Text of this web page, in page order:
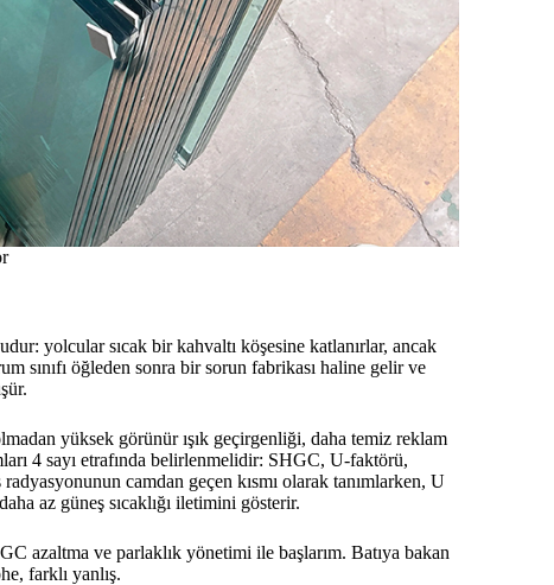
yolcular sıcak bir kahvaltı köşesine katlanırlar, ancak
sınıfı öğleden sonra bir sorun fabrikası haline gelir ve
yüksek görünür ışık geçirgenliği, daha temiz reklam
4 sayı etrafında belirlenmelidir: SHGC, U-faktörü,
camdan geçen kısmı olarak tanımlarken, U
az güneş sıcaklığı iletimini gösterir.
azaltma ve parlaklık yönetimi ile başlarım. Batıya bakan
farklı yanlış.